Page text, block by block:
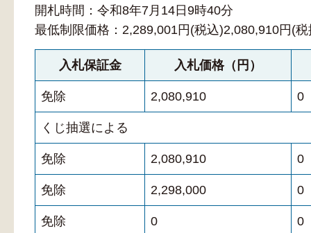
開札時間：令和8年7月14日9時40分
最低制限価格：2,289,001円(税込)2,080,910円(税
入札保証金 入札価格（円）
免除 2,080,910 0
くじ抽選による
免除 2,080,910 0
免除 2,298,000 0
免除 0 0